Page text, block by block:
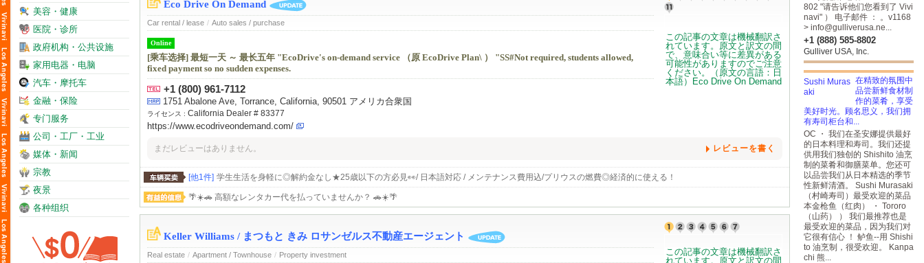
美容・健康
医院・诊所
政府机构・公共设施
家用电器・电脑
汽车・摩托车
金融・保险
专门服务
公司・工厂・工业
媒体・新闻
宗教
夜景
各种组织
Eco Drive On Demand
Car rental / lease / Auto sales / purchase
Online
[乘车选择] 最短一天 ～ 最长五年 "EcoDrive's on-demand service （原 EcoDrive Plan\ ） "SS#Not required, students allowed,
fixed payment so no sudden expenses.
+1 (800) 961-7112
1751 Abalone Ave, Torrance, California, 90501 アメリカ合衆国
ライセンス : California Dealer # 83377
https://www.ecodriveondemand.com/
まだレビューはありません。 レビューを書く
[他1件] 学生生活を身軽に◎解約金なし★25歳以下の方必見👀/ 日本語対応 / メンテナンス費用込/プリウスの燃費◎経済的に使える！
🌴☀️🚗 高額なレンタカー代を払っていませんか？ 🚗☀️🌴
Keller Williams / まつもと きみ ロサンゼルス不動産エージェント
Real estate / Apartment / Townhouse / Property investment
802 "请告诉他们您看到了 Vivi
navi" ） 电子邮件 ： 。v1168
> info@gulliverusa.ne...
+1 (888) 585-8802
Gulliver USA, Inc.
在精致的氛围中
品尝新鲜食材制
作的菜肴，享受
美好时光。顾名思义，我们拥
有寿司柜台和...
OC ・ 我们在圣安娜提供最好
的日本料理和寿司。我们还提
供用我们独创的 Shishito 油烹
制的菜肴和御膳菜单。您还可
以品尝我们从日本精选的季节
性新鲜清酒。 Sushi Murasaki
（村崎寿司）最受欢迎的菜品
本金枪鱼（红肉） ・ Tororo
（山药） ） 我们最推荐也是
最受欢迎的菜品，因为我们对
它很有信心 ！ 鲈鱼--用 Shishi
to 油烹制，很受欢迎。 Kanpa
chi 熊...